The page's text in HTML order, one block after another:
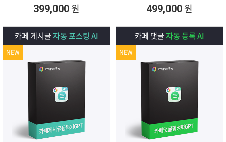
SNS 육성용, 마케터, 인플루언서 분
들이 계정 활성화하기에 적합한 프로
그램입니다.
399,000 원
블로그 대량 육성용, 특정 업체를 여
러 블로그에 홍보하기 적합한
마케팅 프로그램입니다.
499,000 원
카페 게시글자동 포스팅 AI
NEW
카페 댓글자동 등록 AI
NEW